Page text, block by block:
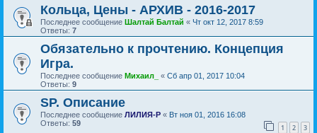
Кольца, Цены - АРХИВ - 2016-2017
Последнее сообщение Шалтай Балтай « Чт окт 12, 2017 8:59
Ответы: 7
Обязательно к прочтению. Концепция
Игра.
Последнее сообщение Михаил_ « Сб апр 01, 2017 10:04
Ответы: 9
SP. Описание
Последнее сообщение ЛИЛИЯ-Р « Вт ноя 01, 2016 16:08
Ответы: 59 1 2 3